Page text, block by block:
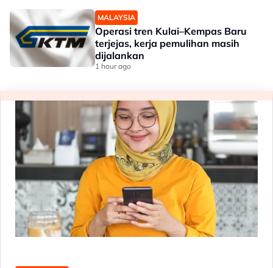
MALAYSIA
Operasi tren Kulai–Kempas Baru
terjejas, kerja pemulihan masih
dijalankan
1 hour ago